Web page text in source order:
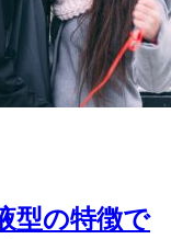
型の特徴で